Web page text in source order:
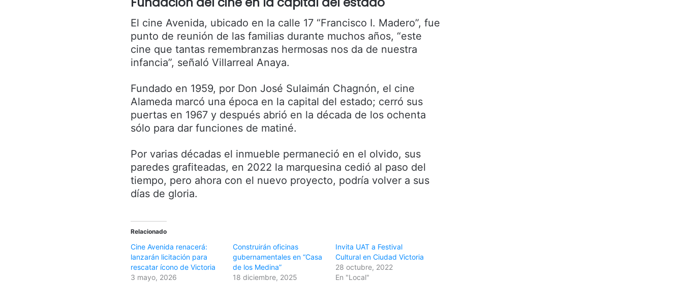
El cine Avenida, ubicado en la calle 17 “Francisco I. Madero”, fue
punto de reunión de las familias durante muchos años, “este
cine que tantas remembranzas hermosas nos da de nuestra
infancia”, señaló Villarreal Anaya.
Fundado en 1959, por Don José Sulaimán Chagnón, el cine
Alameda marcó una época en la capital del estado; cerró sus
puertas en 1967 y después abrió en la década de los ochenta
sólo para dar funciones de matiné.
Por varias décadas el inmueble permaneció en el olvido, sus
paredes grafiteadas, en 2022 la marquesina cedió al paso del
tiempo, pero ahora con el nuevo proyecto, podría volver a sus
días de gloria.
Relacionado
Cine Avenida renacerá:
lanzarán licitación para
rescatar ícono de Victoria
3 mayo, 2026
Construirán oficinas
gubernamentales en “Casa
de los Medina”
18 diciembre, 2025
Invita UAT a Festival
Cultural en Ciudad Victoria
28 octubre, 2022
En "Local"